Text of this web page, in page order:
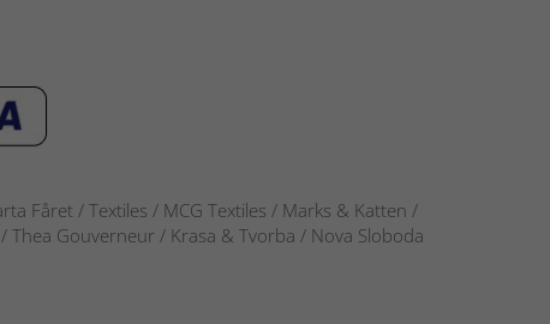
Fåret / Textiles / MCG Textiles / Marks & Katten /
Thea Gouverneur / Krasa & Tvorba / Nova Sloboda